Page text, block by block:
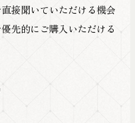
接聞いていただける機会
先的にご購入いただける